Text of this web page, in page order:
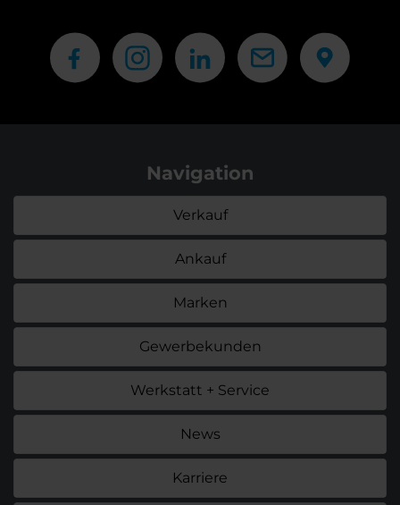
Navigation
Verkauf
Ankauf
Marken
Gewerbekunden
Werkstatt + Service
News
Karriere